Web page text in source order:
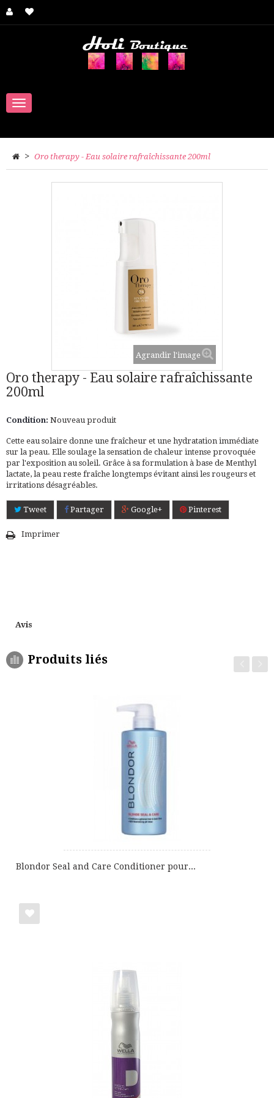
Navigation
> Oro therapy - Eau solaire rafraîchissante 200ml
Agrandir l'image
Oro therapy - Eau solaire rafraîchissante
200ml
Condition: Nouveau produit
Cette eau solaire donne une fraîcheur et une hydratation immédiate
sur la peau. Elle soulage la sensation de chaleur intense provoquée
par l'exposition au soleil. Grâce à sa formulation à base de Menthyl
lactate, la peau reste fraîche longtemps évitant ainsi les rougeurs et
irritations désagréables.
Tweet Partager Google+ Pinterest
Imprimer
Avis
Produits liés
Blondor Seal and Care Conditioner pour...